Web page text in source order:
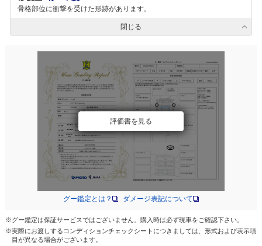
骨格部位に衝撃を受けた形跡があります。
閉じる
評価書を見る
グー鑑定とは？ ダメージ表記について
※グー鑑定は保証サービスではございません。購入時は必ず現車をご確認下さい。
※実際にお渡しするコンディションチェックシートにつきましては、形式および表示項
目が異なる場合がございます。